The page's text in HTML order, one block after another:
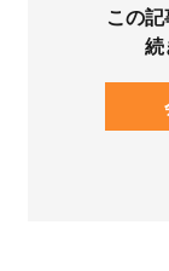
この
続